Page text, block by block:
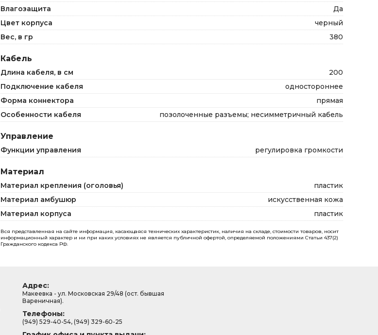
Влагозащита
Да
Цвет корпуса
черный
Вес, в гр
380
Кабель
Длина кабеля, в см
200
Подключение кабеля
одностороннее
Форма коннектора
прямая
Особенности кабеля
позолоченные разъемы; несимметричный кабель
Управление
Функции управления регулировка громкости
Материал
Материал крепления (оголовья)
пластик
Материал амбушюр
искусственная кожа
Материал корпуса
пластик
Вся представленная на сайте информация, касающаяся технических характеристик, наличия на складе, стоимости товаров, носит
информационный характер и ни при каких условиях не является публичной офертой, определяемой положениями Статьи 437(2)
Гражданского кодекса РФ.
Адрес:
Макеевка - ул. Московская 29/48 (ост. бывшая
Вареничная).
Телефоны:
(949) 529-40-54, (949) 329-60-25